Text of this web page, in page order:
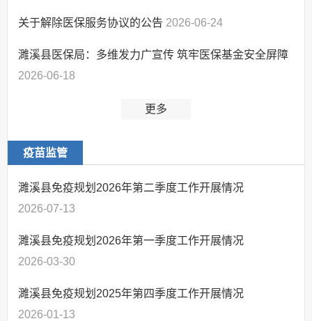
关于解除医保服务协议的公告 2026-06-24
濉溪县医保局：多维发力广宣传 筑牢医保基金安全屏障
2026-06-18
更多
疫苗监管
濉溪县免疫规划2026年第二季度工作开展情况
2026-07-13
濉溪县免疫规划2026年第一季度工作开展情况
2026-03-30
濉溪县免疫规划2025年第四季度工作开展情况
2026-01-13